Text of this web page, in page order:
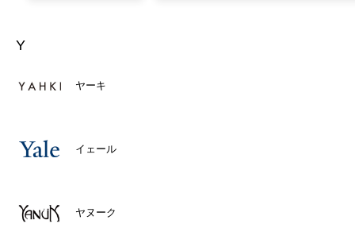
Y
ヤーキ
イェール
ヤヌーク